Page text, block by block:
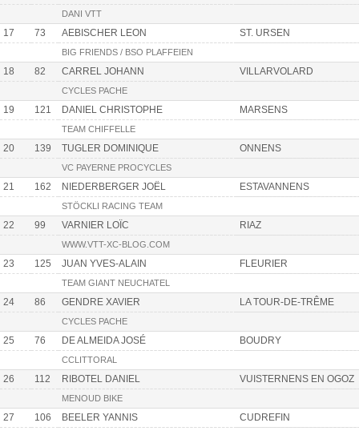
DANI VTT
17 73 AEBISCHER LEON ST. URSEN
BIG FRIENDS / BSO PLAFFEIEN
18 82 CARREL JOHANN VILLARVOLARD
CYCLES PACHE
19 121 DANIEL CHRISTOPHE MARSENS
TEAM CHIFFELLE
20 139 TUGLER DOMINIQUE ONNENS
VC PAYERNE PROCYCLES
21 162 NIEDERBERGER JOËL ESTAVANNENS
STÖCKLI RACING TEAM
22 99 VARNIER LOÏC RIAZ
WWW.VTT-XC-BLOG.COM
23 125 JUAN YVES-ALAIN FLEURIER
TEAM GIANT NEUCHATEL
24 86 GENDRE XAVIER LA TOUR-DE-TRÊME
CYCLES PACHE
25 76 DE ALMEIDA JOSÉ BOUDRY
CCLITTORAL
26 112 RIBOTEL DANIEL VUISTERNENS EN OGOZ
MENOUD BIKE
27 106 BEELER YANNIS CUDREFIN